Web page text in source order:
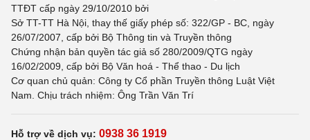
TTĐT cấp ngày 29/10/2010 bởi
Sở TT-TT Hà Nội, thay thế giấy phép số: 322/GP - BC, ngày
26/07/2007, cấp bởi Bộ Thông tin và Truyền thông
Chứng nhận bản quyền tác giả số 280/2009/QTG ngày
16/02/2009, cấp bởi Bộ Văn hoá - Thể thao - Du lịch
Cơ quan chủ quản: Công ty Cổ phần Truyền thông Luật Việt
Nam. Chịu trách nhiệm: Ông Trần Văn Trí
Hỗ trợ về dịch vụ: 0938 36 1919